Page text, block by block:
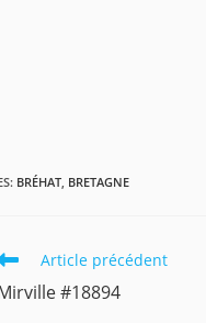
: BRÉHAT BRETAGNE
Article précédent
#18894